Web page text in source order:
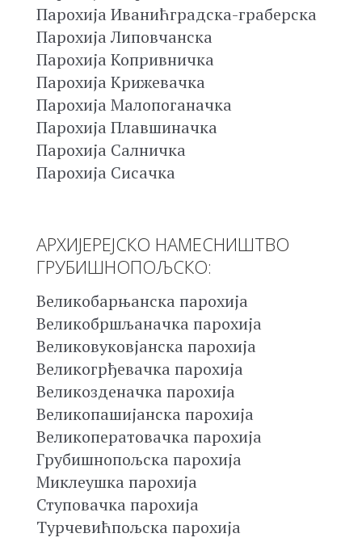
Парохија Иванићградска-граберска
Парохија Липовчанска
Парохија Копривничка
Парохија Крижевачка
Парохија Малопоганачка
Парохија Плавшиначка
Парохија Салничка
Парохија Сисачка
АРХИЈЕРЕЈСКО НАМЕСНИШТВО
ГРУБИШНОПОЉСКО:
Великобарњанска парохија
Великобршљаначка парохија
Великовуковјанска парохија
Великогрђевачка парохија
Великозденачка парохија
Великопашијанска парохија
Великоператовачка парохија
Грубишнопољска парохија
Миклеушка парохија
Ступовачка парохија
Турчевићпољска парохија